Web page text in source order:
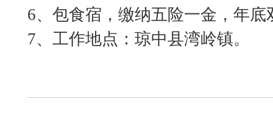
6、包食宿，缴纳五险一金，年底
7、工作地点：琼中县湾岭镇。